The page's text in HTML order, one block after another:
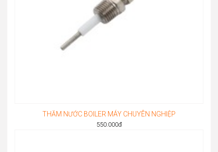
THĂM NƯỚC BOILER MÁY CHUYÊN NGHIỆP
550.000đ